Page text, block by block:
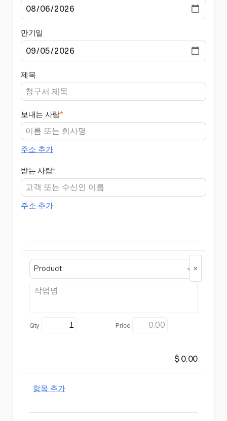
만기일
제목
보내는 사람*
주소 추가
받는 사람*
주소 추가
Product
$ 0.00
항목 추가